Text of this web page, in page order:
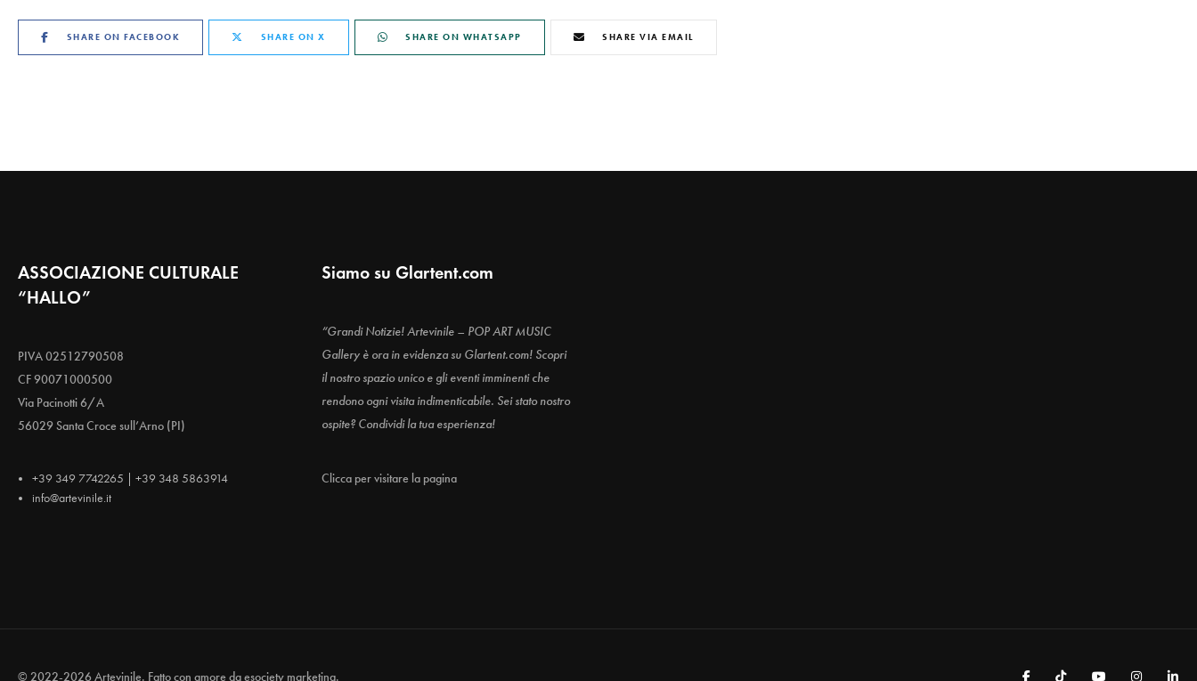
SHARE ON FACEBOOK SHARE ON X SHARE ON WHATSAPP SHARE VIA EMAIL
ASSOCIAZIONE CULTURALE
“HALLO”
PIVA 02512790508
CF 90071000500
Via Pacinotti 6/A
56029 Santa Croce sull’Arno (PI)
+39 349 7742265 | +39 348 5863914
info@artevinile.it
Siamo su Glartent.com
“Grandi Notizie! Artevinile – POP ART MUSIC
Gallery è ora in evidenza su Glartent.com! Scopri
il nostro spazio unico e gli eventi imminenti che
rendono ogni visita indimenticabile. Sei stato nostro
ospite? Condividi la tua esperienza!
Clicca per visitare la pagina
© 2022-2026 Artevinile. Fatto con amore daesociety marketing.